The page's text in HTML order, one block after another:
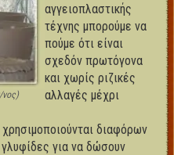
αγγειοπλαστικής
τέχνης μπορούμε να
πούμε ότι είναι
σχεδόν πρωτόγονα
και χωρίς ριζικές
αλλαγές μέχρι
διαφόρων
για να δώσουν